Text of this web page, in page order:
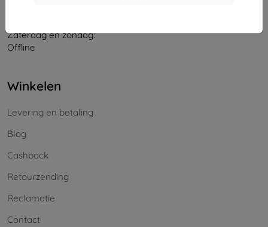
Zaterdag en zondag:
Offline
Winkelen
Levering en betaling
Blog
Cashback
Retourzending
Reclamatie
Contact